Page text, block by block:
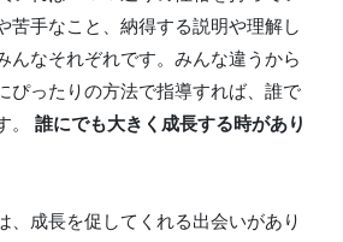
苦手なこと、納得する説明や理解し
んなそれぞれです。みんな違うから
ぴったりの方法で指導すれば、誰で
。 誰にでも大きく成長する時があり
、成長を促してくれる出会いがあり